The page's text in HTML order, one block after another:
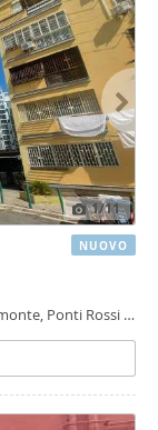
1/11
Ponti Rossi -
NUOVO